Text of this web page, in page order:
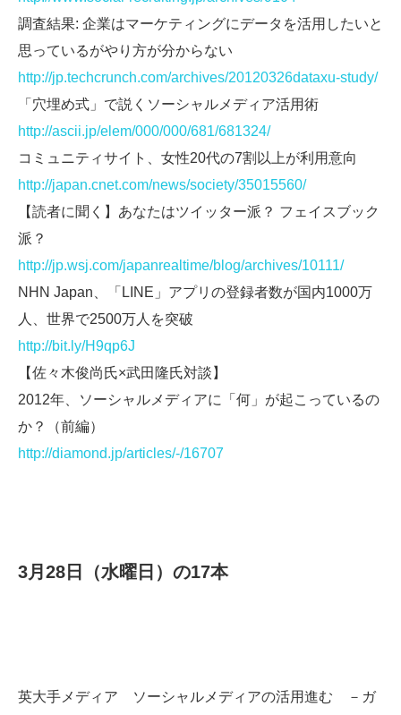
調査結果: 企業はマーケティングにデータを活用したいと
思っているがやり方が分からない
http://jp.techcrunch.com/archives/20120326dataxu-study/
「穴埋め式」で説くソーシャルメディア活用術
http://ascii.jp/elem/000/000/681/681324/
コミュニティサイト、女性20代の7割以上が利用意向
http://japan.cnet.com/news/society/35015560/
【読者に聞く】あなたはツイッター派？ フェイスブック
派？
http://jp.wsj.com/japanrealtime/blog/archives/10111/
NHN Japan、「LINE」アプリの登録者数が国内1000万
人、世界で2500万人を突破
http://bit.ly/H9qp6J
【佐々木俊尚氏×武田隆氏対談】
2012年、ソーシャルメディアに「何」が起こっているの
か？（前編）
http://diamond.jp/articles/-/16707
3月28日（水曜日）の17本
英大手メディア ソーシャルメディアの活用進む －ガ